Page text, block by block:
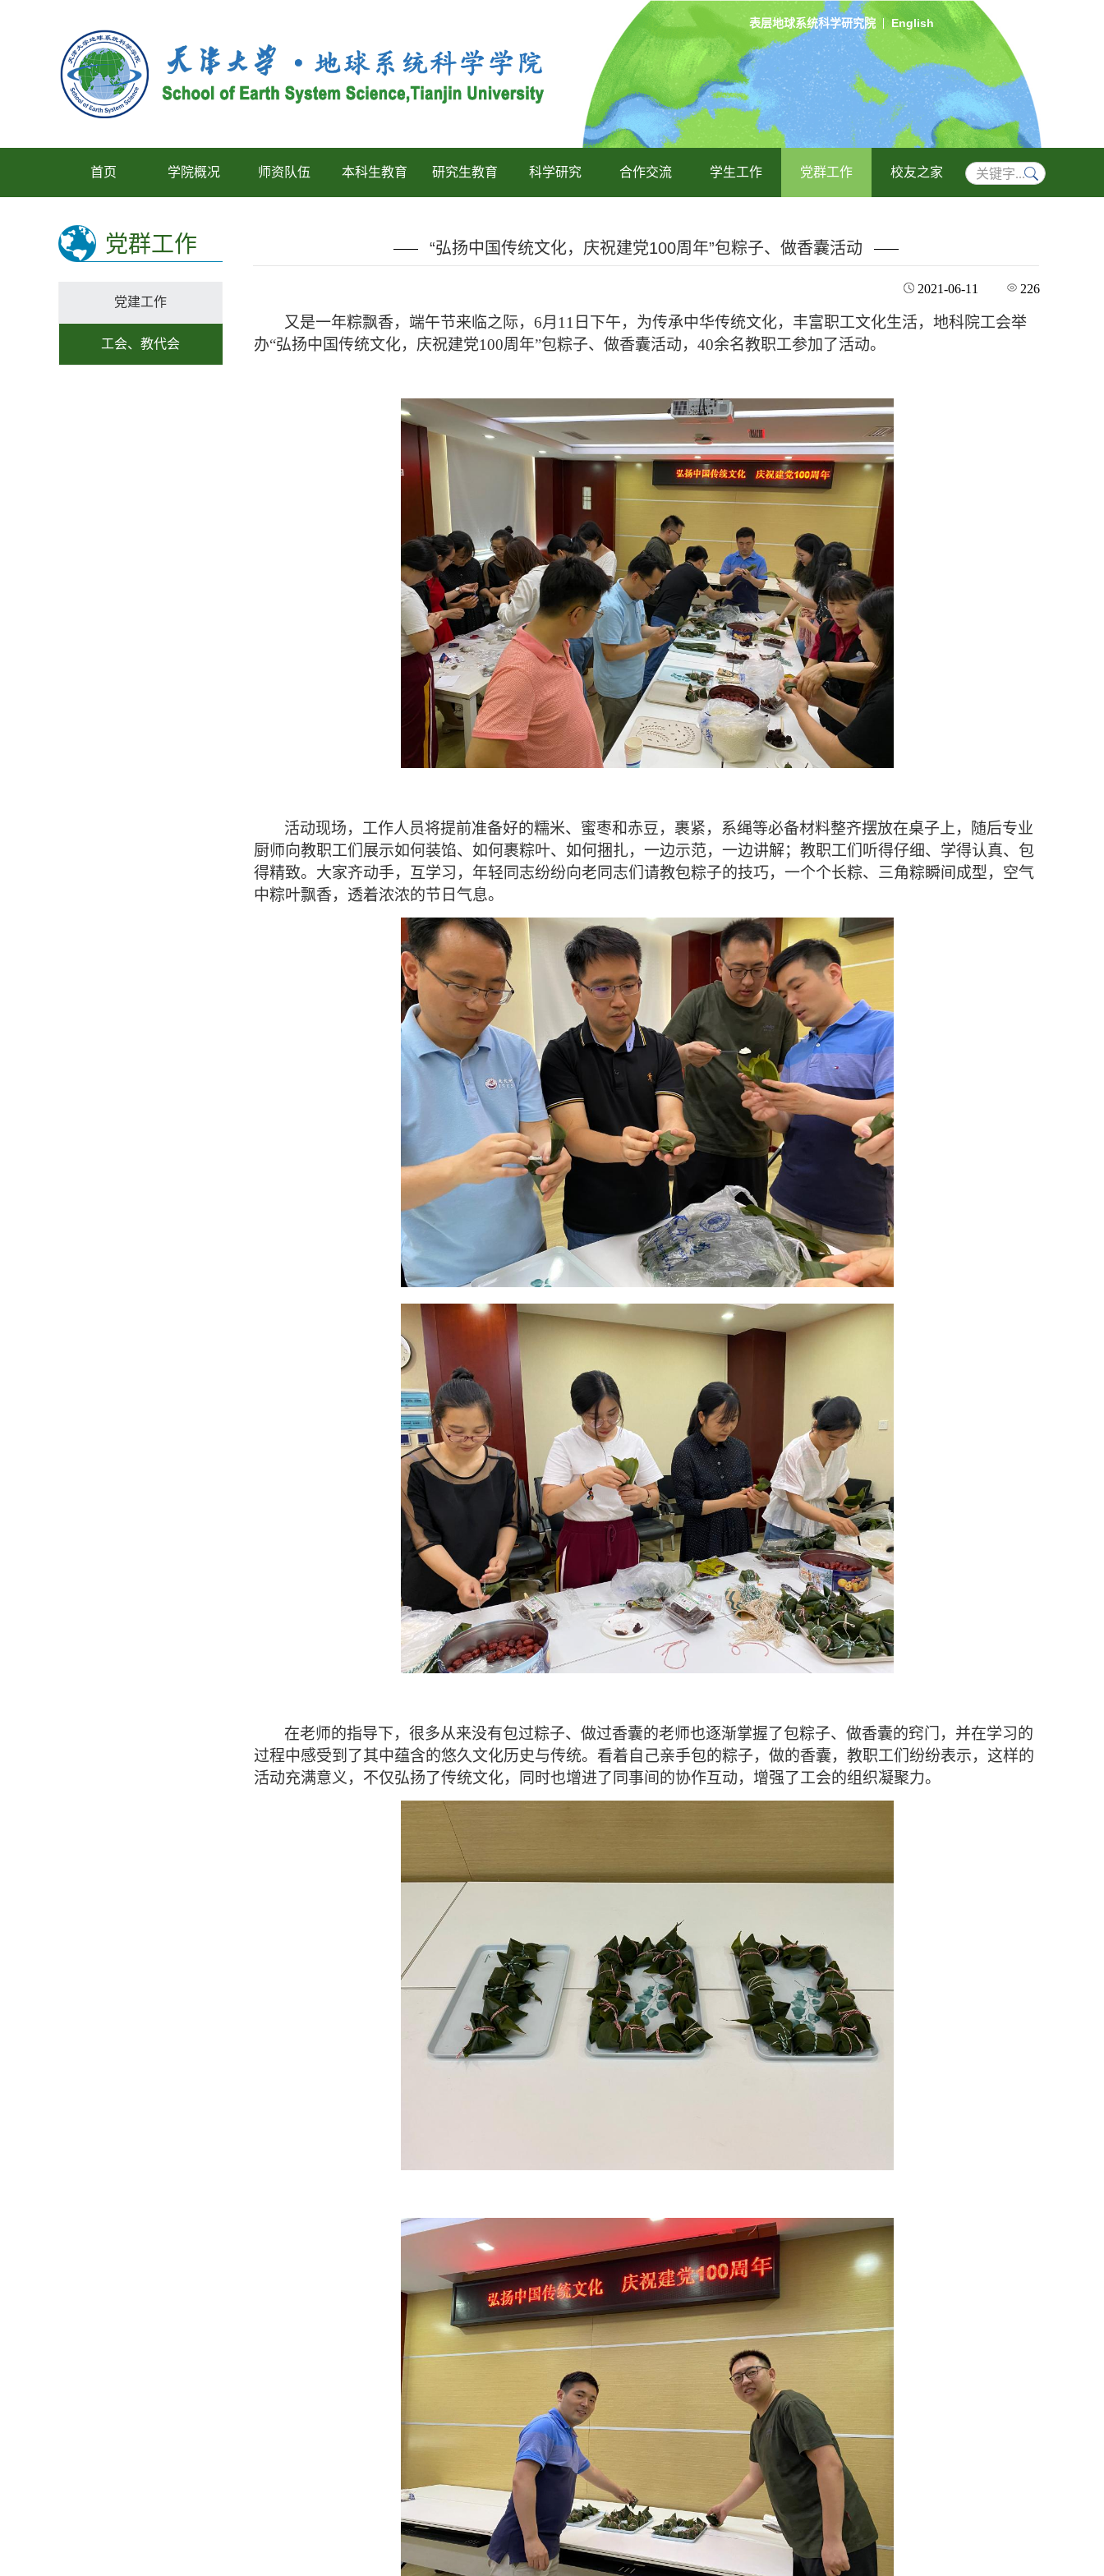
表层地球系统科学研究院 English
首页 学院概况 师资队伍 本科生教育 研究生教育 科学研究 合作交流 学生工作 党群工作 校友之家
党群工作 “弘扬中国传统文化，庆祝建党100周年”包粽子、做香囊活动
党建工作
工会、教代会
2021-06-11 226
又是一年粽飘香， 端午节来临之际， 6月 11 日 下午，为传承中华传统文化，丰富职工文化生活， 地科院工会举
办“弘扬中国传统文化，庆祝建党100周年”包粽子、做香囊活动， 40余名教职工参加了活动。
活动现场， 工作人员将提前准备好的糯米、蜜枣和赤豆，裹紧，系绳等必备材料整齐摆放在桌子上，随后专业
厨师向教职工们展示如何装馅、如何裹粽叶、如何捆扎，一边示范，一边讲解；教职工们听得仔细、学得认真、包
得精致。大家齐动手，互学习，年轻同志纷纷向老同志们请教包粽子的技巧， 一个个长粽、三角粽瞬间成型，空气
中粽叶飘香，透着浓浓的节日气息。
在老师的指导下，很多从来没有包过粽子、做过香囊的老师也逐渐掌握了包粽子、做香囊的窍门，并在学习的
过程中感受到了其中蕴含的悠久文化历史与传统。看着自己亲手包的粽子，做的香囊， 教职工们 纷纷表示，这样的
活动充满意义，不仅弘扬了传统文化，同时也增进了同事间的协作互动，增强了工会的组织凝聚力。